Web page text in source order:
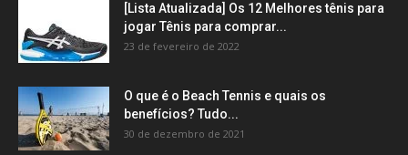
[Lista Atualizada] Os 12 Melhores tênis para
jogar Tênis para comprar...
23 de fevereiro de 2022
O que é o Beach Tennis e quais os
benefícios? Tudo...
30 de dezembro de 2021